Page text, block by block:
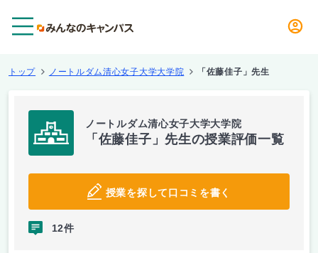
トップ ノートルダム清心女子大学大学院 「佐藤佳子」先生
ノートルダム清心女子大学大学院
「佐藤佳子」先生の授業評価一覧
授業を探して口コミを書く
12件